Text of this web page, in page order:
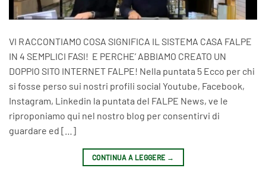
VI RACCONTIAMO COSA SIGNIFICA IL SISTEMA CASA FALPE
IN 4 SEMPLICI FASI! E PERCHE’ ABBIAMO CREATO UN
DOPPIO SITO INTERNET FALPE! Nella puntata 5 Ecco per chi
si fosse perso sui nostri profili social Youtube, Facebook,
Instagram, Linkedin la puntata del FALPE News, ve le
riproponiamo qui nel nostro blog per consentirvi di
guardare ed […]
CONTINUA A LEGGERE →